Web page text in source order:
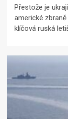
Přestože je
americké
klíčová ruská